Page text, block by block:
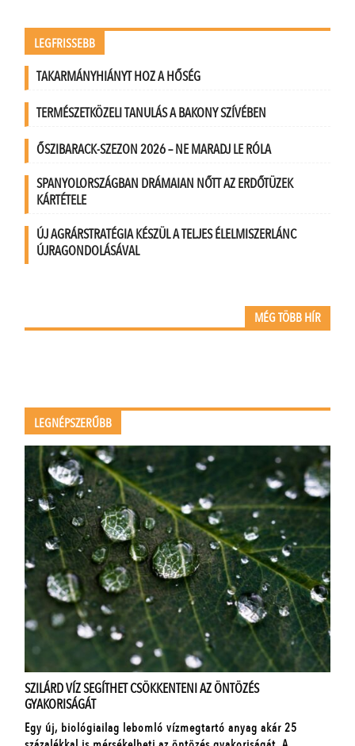
LEGFRISSEBB
TAKARMÁNYHIÁNYT HOZ A HŐSÉG
TERMÉSZETKÖZELI TANULÁS A BAKONY SZÍVÉBEN
ŐSZIBARACK-SZEZON 2026 – NE MARADJ LE RÓLA
SPANYOLORSZÁGBAN DRÁMAIAN NŐTT AZ ERDŐTÜZEK
KÁRTÉTELE
ÚJ AGRÁRSTRATÉGIA KÉSZÜL A TELJES ÉLELMISZERLÁNC
ÚJRAGONDOLÁSÁVAL
MÉG TÖBB HÍR
LEGNÉPSZERŰBB